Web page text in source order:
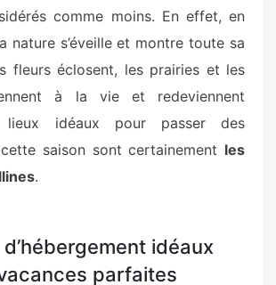
comme moins. En effet, en
nature s’éveille et montre toute sa
fleurs éclosent, les prairies et les
à la vie et redeviennent
lieux idéaux pour passer des
saison sont certainement les
.
idéaux
parfaites